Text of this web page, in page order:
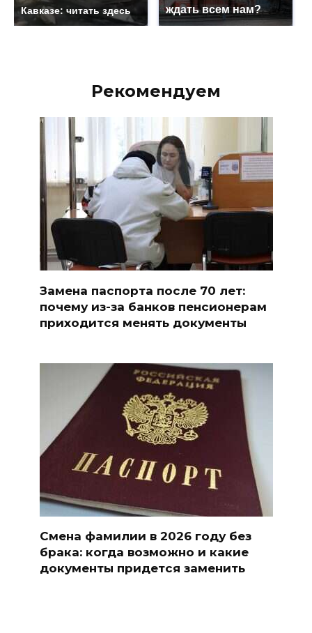
Кавказе: читать здесь ждать всем нам?
Рекомендуем
Замена паспорта после 70 лет:
почему из-за банков пенсионерам
приходится менять документы
Смена фамилии в 2026 году без
брака: когда возможно и какие
документы придется заменить